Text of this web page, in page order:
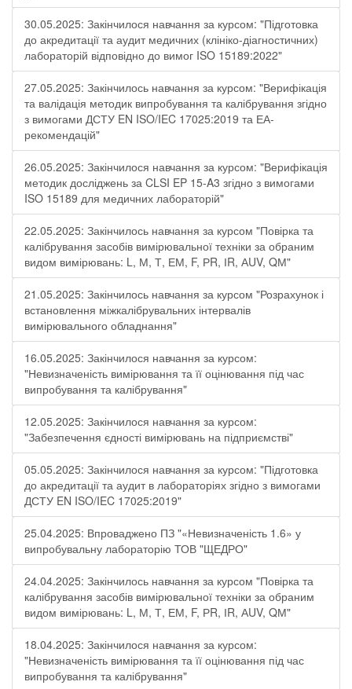
30.05.2025: Закінчилося навчання за курсом: "Підготовка
до акредитації та аудит медичних (клініко-діагностичних)
лабораторій відповідно до вимог ISO 15189:2022"
27.05.2025: Закінчилось навчання за курсом: "Верифікація
та валідація методик випробування та калібрування згідно
з вимогами ДСТУ EN ISO/IEC 17025:2019 та ЕА-
рекомендацій"
26.05.2025: Закінчилося навчання за курсом: "Верифікація
методик досліджень за CLSI EP 15-A3 згідно з вимогами
ISO 15189 для медичних лабораторій"
22.05.2025: Закінчилось навчання за курсом "Повірка та
калібрування засобів вимірювальної техніки за обраним
видом вимірювань: L, М, Т, ЕМ, F, РR, ІR, АUV, QМ"
21.05.2025: Закінчилось навчання за курсом "Розрахунок і
встановлення міжкалібрувальних інтервалів
вимірювального обладнання"
16.05.2025: Закінчилося навчання за курсом:
"Невизначеність вимірювання та її оцінювання під час
випробування та калібрування"
12.05.2025: Закінчилося навчання за курсом:
"Забезпечення єдності вимірювань на підприємстві"
05.05.2025: Закінчилося навчання за курсом: "Підготовка
до акредитації та аудит в лабораторіях згідно з вимогами
ДСТУ EN ISO/IEC 17025:2019"
25.04.2025: Впроваджено ПЗ "«Невизначеність 1.6» у
випробувальну лабораторію ТОВ "ЩЕДРО"
24.04.2025: Закінчилось навчання за курсом "Повірка та
калібрування засобів вимірювальної техніки за обраним
видом вимірювань: L, М, Т, ЕМ, F, РR, ІR, АUV, QМ"
18.04.2025: Закінчилося навчання за курсом:
"Невизначеність вимірювання та її оцінювання під час
випробування та калібрування"